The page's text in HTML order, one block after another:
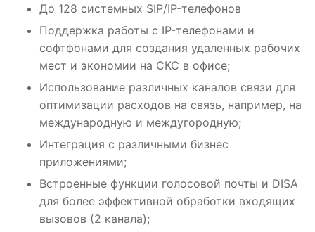
До 128 системных SIP/IP-телефонов
Поддержка работы с IP-телефонами и
софтфонами для создания удаленных рабочих
мест и экономии на СКС в офисе;
Использование различных каналов связи для
оптимизации расходов на связь, например, на
международную и междугородную;
Интеграция с различными бизнес
приложениями;
Встроенные функции голосовой почты и DISA
для более эффективной обработки входящих
вызовов (2 канала);